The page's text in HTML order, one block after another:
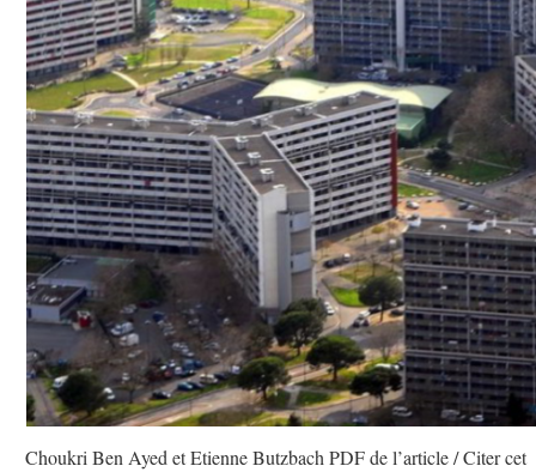
Choukri Ben Ayed et Etienne Butzbach PDF de l’article / Citer cet